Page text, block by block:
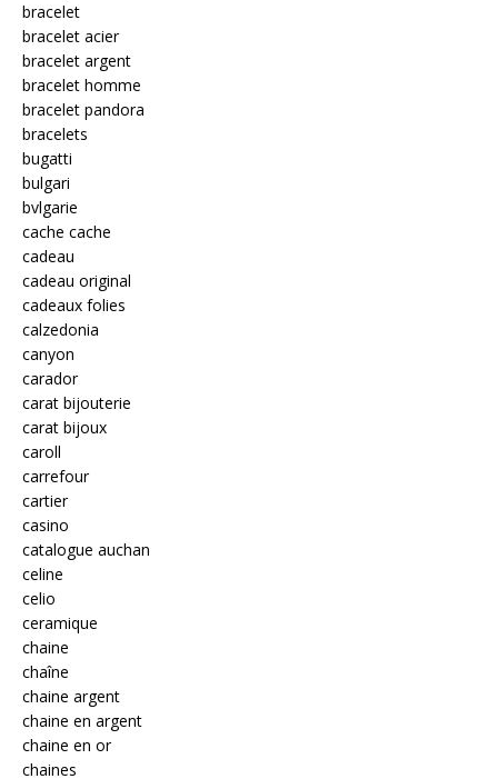
bracelet
bracelet acier
bracelet argent
bracelet homme
bracelet pandora
bracelets
bugatti
bulgari
bvlgarie
cache cache
cadeau
cadeau original
cadeaux folies
calzedonia
canyon
carador
carat bijouterie
carat bijoux
caroll
carrefour
cartier
casino
catalogue auchan
celine
celio
ceramique
chaine
chaîne
chaine argent
chaine en argent
chaine en or
chaines